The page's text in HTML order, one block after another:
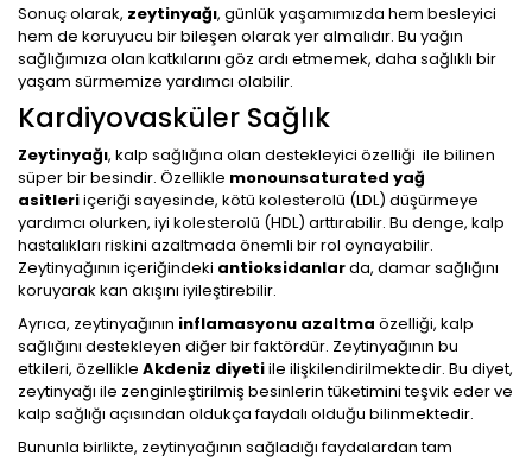
Sonuç olarak, zeytinyağı, günlük yaşamımızda hem besleyici
hem de koruyucu bir bileşen olarak yer almalıdır. Bu yağın
sağlığımıza olan katkılarını göz ardı etmemek, daha sağlıklı bir
yaşam sürmemize yardımcı olabilir.
Kardiyovasküler Sağlık
Zeytinyağı, kalp sağlığına olan destekleyici özelliği ile bilinen
süper bir besindir. Özellikle monounsaturated yağ
asitleriiçeriği sayesinde, kötü kolesterolü (LDL) düşürmeye
yardımcı olurken, iyi kolesterolü (HDL) arttırabilir. Bu denge, kalp
hastalıkları riskini azaltmada önemli bir rol oynayabilir.
Zeytinyağının içeriğindeki antioksidanlarda, damar sağlığını
koruyarak kan akışını iyileştirebilir.
Ayrıca, zeytinyağının inflamasyonu azaltma özelliği, kalp
sağlığını destekleyen diğer bir faktördür. Zeytinyağının bu
etkileri, özellikle Akdeniz diyetiile ilişkilendirilmektedir. Bu diyet,
zeytinyağı ile zenginleştirilmiş besinlerin tüketimini teşvik eder ve
kalp sağlığı açısından oldukça faydalı olduğu bilinmektedir.
Bununla birlikte, zeytinyağının sağladığı faydalardan tam